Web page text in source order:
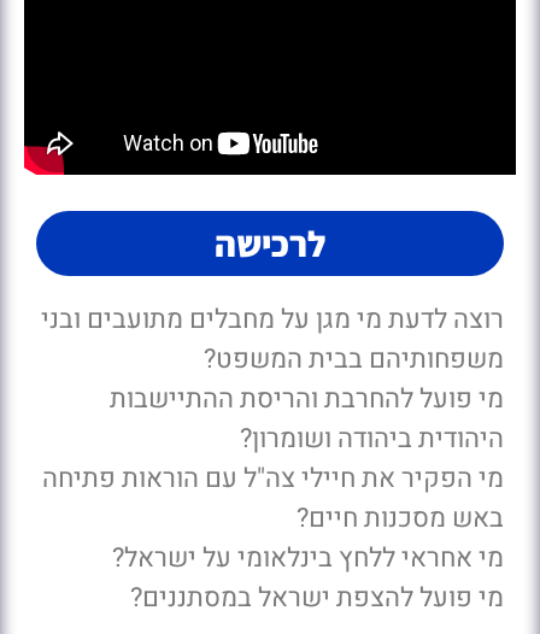
לרכישה
רוצה לדעת מי מגן על מחבלים מתועבים ובני
משפחותיהם בבית המשפט?
מי פועל להחרבת והריסת ההתיישבות
היהודית ביהודה ושומרון?
מי הפקיר את חיילי צה"ל עם הוראות פתיחה
באש מסכנות חיים?
מי אחראי ללחץ בינלאומי על ישראל?
מי פועל להצפת ישראל במסתננים?